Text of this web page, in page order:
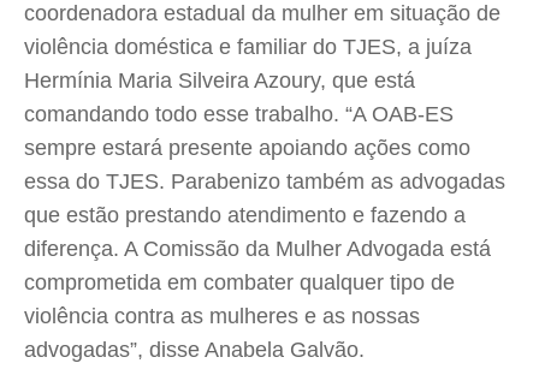
coordenadora estadual da mulher em situação de
violência doméstica e familiar do TJES, a juíza
Hermínia Maria Silveira Azoury, que está
comandando todo esse trabalho. “A OAB-ES
sempre estará presente apoiando ações como
essa do TJES. Parabenizo também as advogadas
que estão prestando atendimento e fazendo a
diferença. A Comissão da Mulher Advogada está
comprometida em combater qualquer tipo de
violência contra as mulheres e as nossas
advogadas”, disse Anabela Galvão.